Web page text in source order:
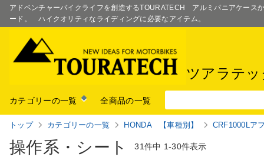
アドベンチャーバイクライフを創造するTOURATECH アルミパニアケース
ード。 ハイクオリティなライディングに必要なアイテム。
ツアラテ
カテゴリーの一覧 全商品の一覧
トップ カテゴリーの一覧 HONDA 【車種別】 CRF1000Lア
操作系・シート 31件中 1-30件表示